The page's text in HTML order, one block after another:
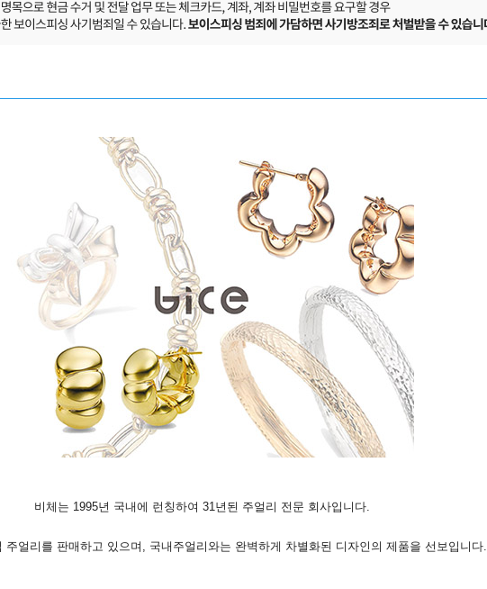
비체는 1995년 국내에 런칭하여 31년된 주얼리 전문 회사입니다.
주얼리를 판매하고 있으며, 국내주얼리와는 완벽하게 차별화된 디자인의 제품을 선보입니다.